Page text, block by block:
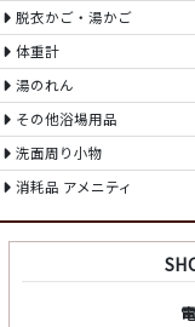
脱衣かご・湯かご
体重計
湯のれん
その他浴場用品
洗面周り小物
消耗品 アメニティ